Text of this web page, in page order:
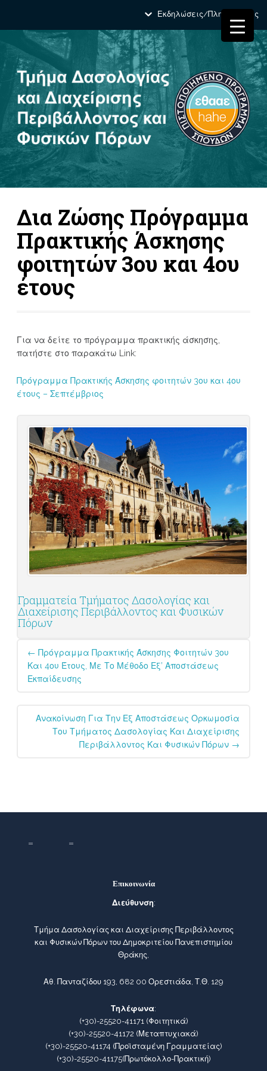
Εκδηλώσεις/Πληροφορίες
Δια Ζώσης Πρόγραμμα
Πρακτικής Άσκησης
φοιτητών 3ου και 4ου
έτους
Για να δείτε το πρόγραμμα πρακτικής άσκησης,
πατήστε στο παρακάτω Link:
Πρόγραμμα Πρακτικής Άσκησης φοιτητών 3ου και 4ου
έτους – Σεπτέμβριος
Γραμματεία Τμήματος Δασολογίας και
Διαχείρισης Περιβάλλοντος και Φυσικών
Πόρων
Post
navigation
← Πρόγραμμα Πρακτικής Άσκησης Φοιτητών 3ου
Και 4ου Έτους, Με Το Μέθοδο Εξ’ Αποστάσεως
Εκπαίδευσης
Ανακοίνωση Για Την Εξ Αποστάσεως Ορκωμοσία
Του Τμήματος Δασολογίας Και Διαχείρισης
Περιβάλλοντος Και Φυσικών Πόρων →
Επικοινωνία
Διεύθυνση:
Τμήμα Δασολογίας και Διαχείρισης Περιβάλλοντος
και Φυσικών Πόρων του Δημοκριτείου Πανεπιστημίου
Θράκης,
Αθ. Πανταζίδου 193, 682 00 Ορεστιάδα, Τ.Θ. 129
Τηλέφωνα:
(+30)-25520-41171(Φοιτητικά)
(+30)-25520-41172 (Μεταπτυχιακά)
(+30)-25520-41174 (Προϊσταμένη Γραμματείας)
(+30)-25520-41175(Πρωτόκολλο-Πρακτική)